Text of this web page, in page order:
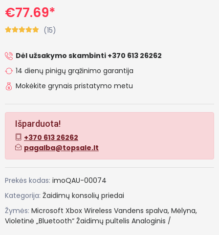
€77.69*
(15)
Dėl užsakymo skambinti +370 613 26262
14 dienų pinigų grąžinimo garantija
Mokėkite grynais pristatymo metu
Išparduota!
+370 613 26262
pagalba@topsale.lt
Prekės kodas: imoQAU-00074
Kategorija: Žaidimų konsolių priedai
Žymės: Microsoft Xbox Wireless Vandens spalva, Mėlyna,
Violetinė „Bluetooth“ Žaidimų pultelis Analoginis /